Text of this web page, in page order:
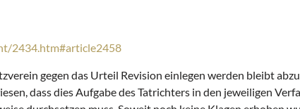
2434.htm#article2458
gegen das Urteil Revision einlegen werden bleibt
dass dies Aufgabe des Tatrichters in den jeweiligen